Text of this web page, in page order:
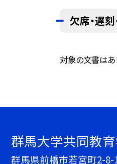
欠席・遅
対象の文書はあ
群馬大学共同教
群馬県前橋市若宮町2-8-